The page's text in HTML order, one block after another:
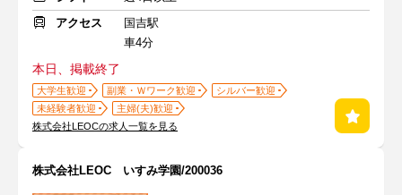
アクセス
国吉駅
車4分
本日、掲載終了
大学生歓迎 副業・Ｗワーク歓迎
シルバー歓迎
未経験者歓迎
主婦(夫)歓迎
株式会社LEOCの求人一覧を見る
株式会社LEOC いすみ学園/200036